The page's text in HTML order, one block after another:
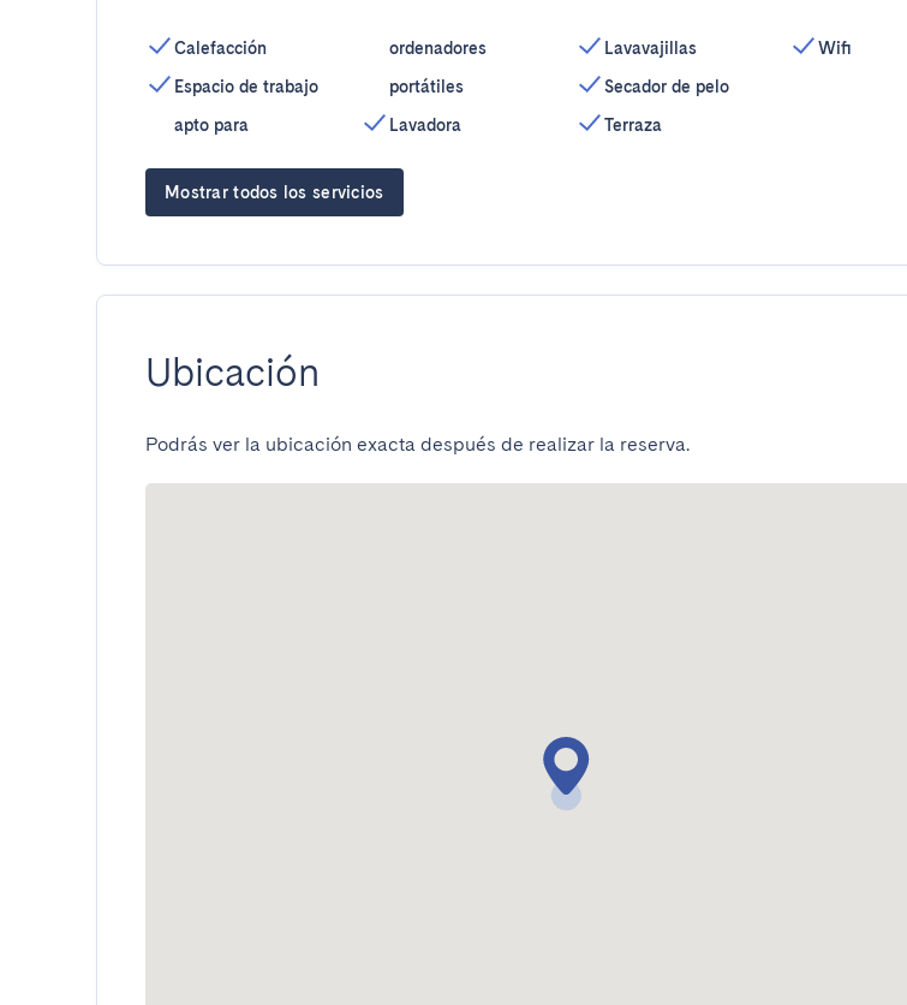
Calefacción
Espacio de trabajo
apto para
ordenadores
portátiles
Lavadora
Lavavajillas
Secador de pelo
Terraza
Wifi
Mostrar todos los servicios
Ubicación
Podrás ver la ubicación exacta después de realizar la reserva.